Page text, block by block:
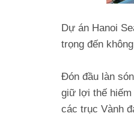
Dự án Hanoi
trọng đến
Đón đầu làn
giữ lợi thế
các trục Vành